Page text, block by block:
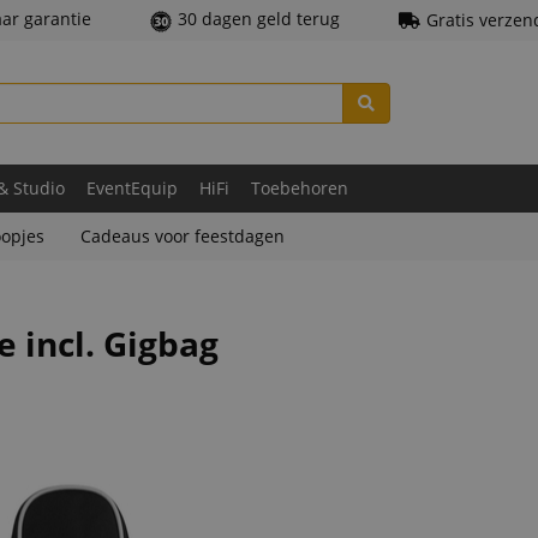
garantie 30 dagen geld terug Gratis
Studio EventEquip HiFi Toebehoren
Cadeaus voor feestdagen
incl. Gigbag